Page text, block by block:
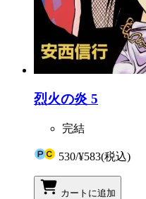
烈火の炎 5
完結
530/¥583(税込)
カートに追加